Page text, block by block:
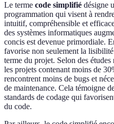
Le terme code simplifié désigne
programmation qui visent à
intuitif, compréhensible et
des systèmes informatiques
concis est devenue primordiale.
favorise non seulement la
terme du projet. Selon des études
les projets contenant moins de
rencontrent moins de bugs et
de maintenance. Cela témoigne
standards de codage qui
du code.